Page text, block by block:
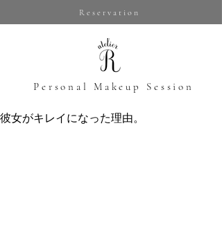
Reservation
​Personal Makeup Session
彼女がキレイになった理由。